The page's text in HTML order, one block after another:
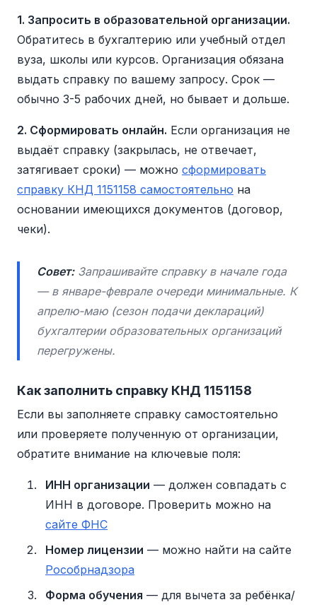
1. Запросить в образовательной организации.
Обратитесь в бухгалтерию или учебный отдел
вуза, школы или курсов. Организация обязана
выдать справку по вашему запросу. Срок —
обычно 3-5 рабочих дней, но бывает и дольше.
2. Сформировать онлайн. Если организация не
выдаёт справку (закрылась, не отвечает,
затягивает сроки) — можно сформировать
справку КНД 1151158 самостоятельно на
основании имеющихся документов (договор,
чеки).
Совет:Запрашивайте справку в начале года
— в январе-феврале очереди минимальные. К
апрелю-маю (сезон подачи деклараций)
бухгалтерии образовательных организаций
перегружены.
Как заполнить справку КНД 1151158
Если вы заполняете справку самостоятельно
или проверяете полученную от организации,
обратите внимание на ключевые поля:
ИНН организации — должен совпадать с
ИНН в договоре. Проверить можно на
сайте ФНС
Номер лицензии — можно найти на сайте
Рособрнадзора
Форма обучения — для вычета за ребёнка/